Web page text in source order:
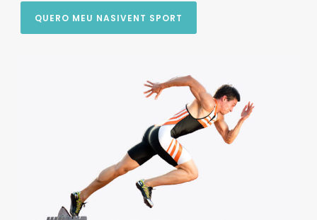
QUERO MEU NASIVENT SPORT